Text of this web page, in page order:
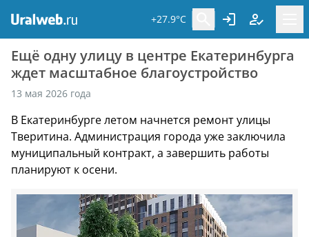
+27.9°C
Ещё одну улицу в центре Екатеринбурга
ждет масштабное благоустройство
13 мая 2026 года
В Екатеринбурге летом начнется ремонт улицы
Тверитина. Администрация города уже заключила
муниципальный контракт, а завершить работы
планируют к осени.